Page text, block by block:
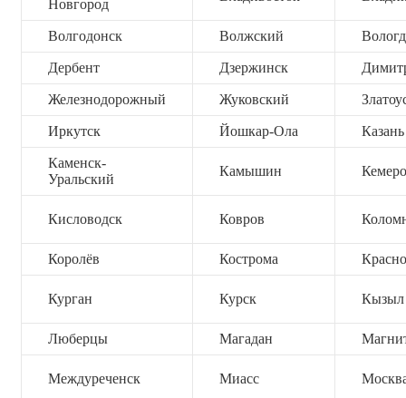
Новгород
Волгодонск Волжский
Дербент Дзержинск
Железнодорожный Жуковский
Иркутск Йошкар-Ола Казань
Каменск-
Уральский
Камышин
Кисловодск Ковров
Королёв Кострома
Курган Курск Кызыл
Люберцы Магадан
Междуреченск Миасс